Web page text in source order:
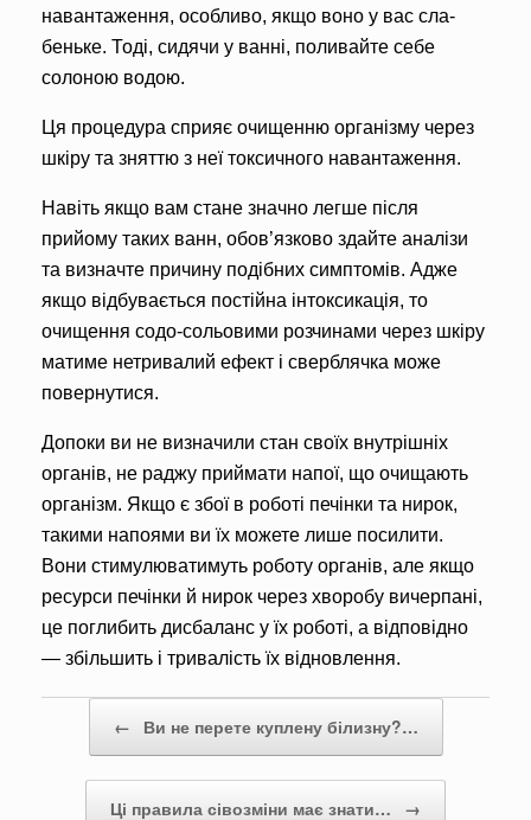
навантаження, особливо, якщо воно у вас сла­
беньке. Тоді, сидячи у ванні, по­ливайте себе
солоною водою.
Ця процедура сприяє очище­нню організму через
шкіру та зняттю з неї токсичного нава­нтаження.
Навіть якщо вам стане зна­чно легше після
прийому таких ванн, обов’язково здайте аналі­зи
та визначте причину поді­бних симптомів. Адже
якщо відбувається постійна інтокси­кація, то
очищення содо-сольовими розчинами через шкі­ру
матиме нетривалий ефект і сверблячка може
повернутися.
Допоки ви не визначили стан своїх внутрішніх
органів, не ра­джу приймати напої, що очища­ють
організм. Якщо є збої в ро­боті печінки та нирок,
такими напоями ви їх можете лише по­силити.
Вони стимулюватимуть роботу органів, але якщо
ресу­рси печінки й нирок через хво­робу вичерпані,
це поглибить дисбаланс у їх роботі, а відпові­дно
— збільшить і тривалість їх відновлення.
← Ви не перете куплену білизну?…
Ці правила сівозміни має знати… →